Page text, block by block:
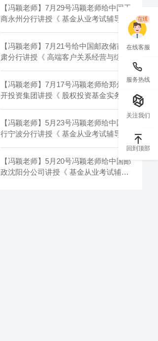
【冯颖老师】7月29号冯颖老师给中国工
商永州分行讲授《 基金从业考试辅导》
【冯颖老师】7月21号给中国邮政储蓄甘
肃分行讲授《 高端客户关系经营与综合
【冯颖老师】7月17号冯颖老师给郑州经
开投资集团讲授《 股权投资基金实务》
【冯颖老师】5月23号冯颖老师给中国银
行宁波分行讲授《 基金从业考试辅导》
【冯颖老师】5月20号冯颖老师给中国邮
政沈阳分公司讲授《 基金从业考试辅
在线客服
服务热线
关注我们
回到顶部